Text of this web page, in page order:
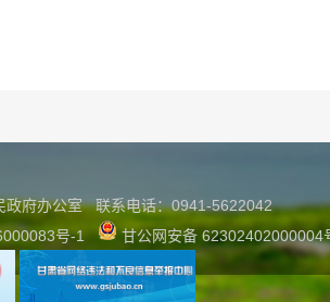
政府办公室联系电话：0941-5622042
号-1 甘公网安备 62302402000004